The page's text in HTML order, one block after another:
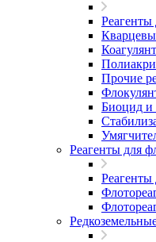
Реагенты
Прочие
Биоцид и
Реагенты для
Реагенты